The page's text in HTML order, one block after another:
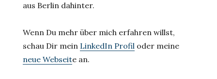
aus Berlin dahinter.
Wenn Du mehr über mich erfahren willst,
schau Dir mein LinkedIn Profil oder meine
neue Webseite an.